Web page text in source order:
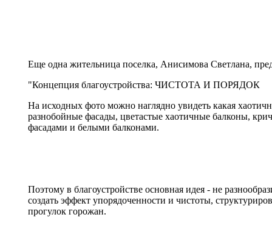
Еще одна жительница поселка, Анисимова Светлана,
"Концепция благоустройства: ЧИСТОТА И ПОРЯДОК
На исходных фото можно наглядно увидеть какая
разнобойные фасады, цветастые хаотичные балконы,
фасадами и белыми балконами.
Поэтому в благоустройстве основная идея - не
создать эффект упорядоченности и чистоты,
прогулок горожан.